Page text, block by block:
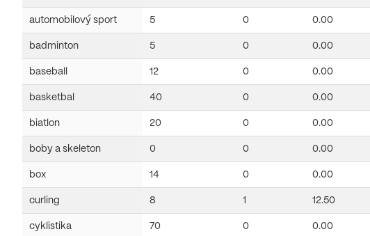
automobilový sport 5 0 0.00
badminton 5 0 0.00
baseball 12 0 0.00
basketbal 40 0 0.00
biatlon 20 0 0.00
boby a skeleton 0 0 0.00
box 14 0 0.00
curling 8 1 12.50
cyklistika 70 0 0.00